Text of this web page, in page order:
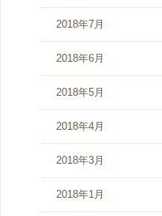
2018年7月
2018年6月
2018年5月
2018年4月
2018年3月
2018年1月